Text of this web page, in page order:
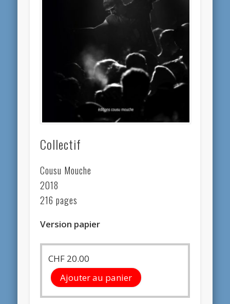
Collectif
Cousu Mouche
2018
216 pages
Version papier
CHF 20.00
Ajouter au panier